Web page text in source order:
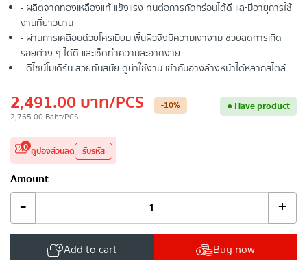
- ผลิตจากทองเหลืองแท้ แข็งแรง ทนต่อการกัดกร่อนได้ดี และมีอายุการใช้
งานที่ยาวนาน
- ผ่านการเคลือบด้วยโครเมียม พื้นผิวจึงมีความเงางาม ช่วยลดการเกิด
รอยต่าง ๆ ได้ดี และเช็ดทำความสะอาดง่าย
- ดีไซน์โมเดิร์น สวยทันสมัย ดูน่าใช้งาน เข้ากับอ่างล้างหน้าได้หลากสไตล์
2,491.00บาท/PCS
2,765.00Baht/PCS
-10% ●Have product
0 คูปองส่วนลด รับรหัส
Amount
- +
Add to cart Buy now